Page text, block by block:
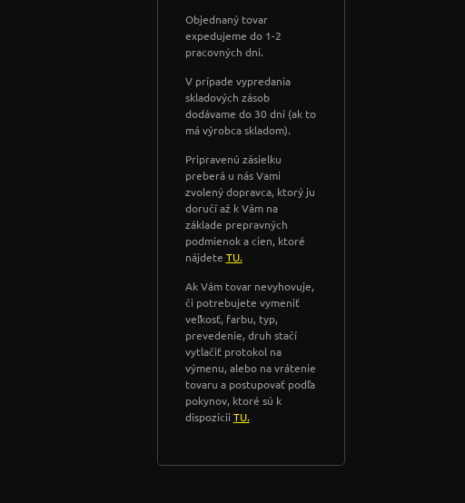
Objednaný tovar
expedujeme do 1-2
pracovných dní.
V prípade vypredania
skladových zásob
dodávame do 30 dní (ak to
má výrobca skladom).
Pripravenú zásielku
preberá u nás Vami
zvolený dopravca, ktorý ju
doručí až k Vám na
základe prepravných
podmienok a cien, ktoré
nájdete TU.
Ak Vám tovar nevyhovuje,
či potrebujete vymeniť
veľkosť, farbu, typ,
prevedenie, druh stačí
vytlačiť protokol na
výmenu, alebo na vrátenie
tovaru a postupovať podľa
pokynov, ktoré sú k
dispozícii TU.